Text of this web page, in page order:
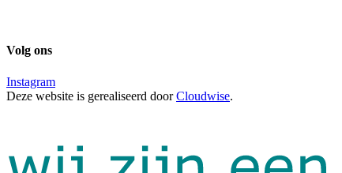
Volg ons
Instagram
Deze website is gerealiseerd doorCloudwise.